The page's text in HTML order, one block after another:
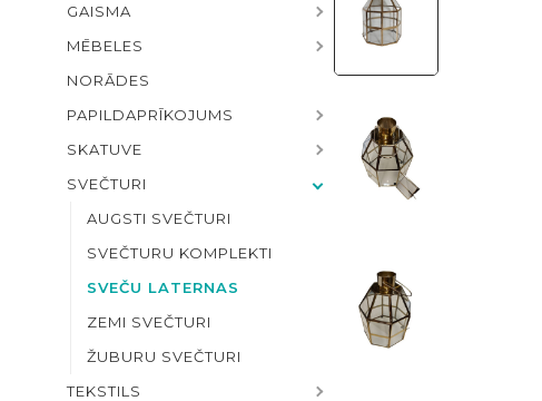
GAISMA
MĒBELES
NORĀDES
PAPILDAPRĪKOJUMS
SKATUVE
SVEČTURI
AUGSTI SVEČTURI
SVEČTURU KOMPLEKTI
SVEČU LATERNAS
ZEMI SVEČTURI
ŽUBURU SVEČTURI
TEKSTILS